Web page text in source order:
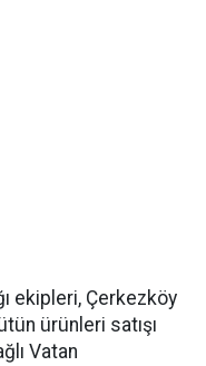
ekipleri, Çerkezköy
ürünleri satışı
Vatan